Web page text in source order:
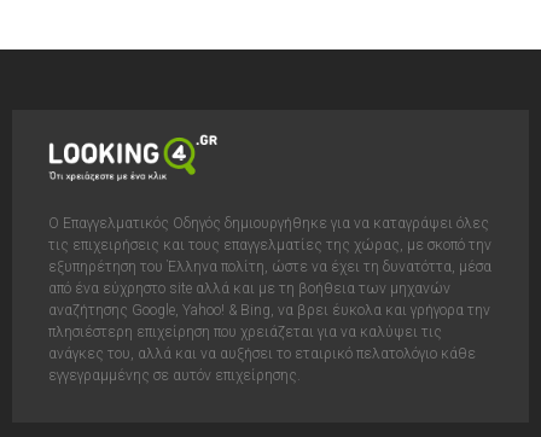
Ο Επαγγελματικός Οδηγός δημιουργήθηκε για να καταγράψει όλες
τις επιχειρήσεις και τους επαγγελματίες της χώρας, με σκοπό την
εξυπηρέτηση του Έλληνα πολίτη, ώστε να έχει τη δυνατόττα, μέσα
από ένα εύχρηστο site αλλά και με τη βοήθεια των μηχανών
αναζήτησης Google, Yahoo! & Bing, να βρει έυκολα και γρήγορα την
πλησιέστερη επιχείρηση που χρειάζεται για να καλύψει τις
ανάγκες του, αλλά και να αυξήσει το εταιρικό πελατολόγιο κάθε
εγγεγραμμένης σε αυτόν επιχείρησης.